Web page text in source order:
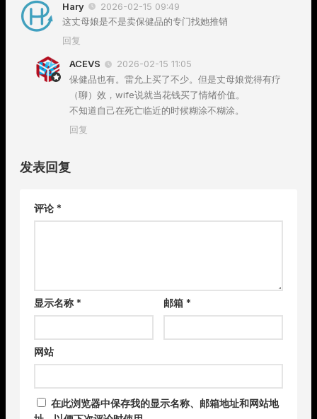
Hary
2026-02-15 09:49
这丈母娘是不是卖保健品的专门找她推销
回复
ACEVS
2026-02-15 11:05
保健品也有。雷允上买了不少。但是丈母娘觉得有疗
（聊）效，wife说就当花钱买了情绪价值。
不知道自己在死亡临近的时候糊涂不糊涂。
回复
发表回复
评论 *
显示名称 * 邮箱*
网站
在此浏览器中保存我的显示名称、邮箱地址和网站地